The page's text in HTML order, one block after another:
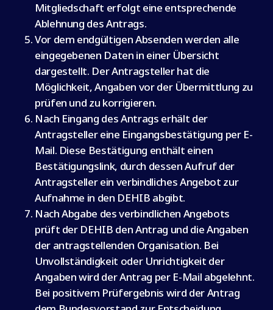
Mitgliedschaft erfolgt eine entsprechende
Ablehnung des Antrags.
Vor dem endgültigen Absenden werden alle
eingegebenen Daten in einer Übersicht
dargestellt. Der Antragsteller hat die
Möglichkeit, Angaben vor der Übermittlung zu
prüfen und zu korrigieren.
Nach Eingang des Antrags erhält der
Antragsteller eine Eingangsbestätigung per E-
Mail. Diese Bestätigung enthält einen
Bestätigungslink, durch dessen Aufruf der
Antragsteller ein verbindliches Angebot zur
Aufnahme in den DEHIB abgibt.
Nach Abgabe des verbindlichen Angebots
prüft der DEHIB den Antrag und die Angaben
der antragstellenden Organisation. Bei
Unvollständigkeit oder Unrichtigkeit der
Angaben wird der Antrag per E-Mail abgelehnt.
Bei positivem Prüfergebnis wird der Antrag